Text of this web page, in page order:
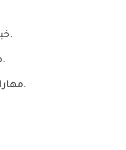
خبرة في عمليات الحفر البحرية.
معرفة بأنظمة النفط والغاز.
مهارات قيادية وإدارة فرق العمل.